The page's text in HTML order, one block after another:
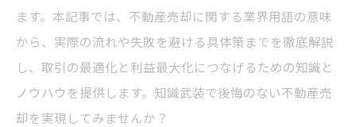
ます。本記事では、不動産売却に関する業界用語の意味
から、実際の流れや失敗を避ける具体策までを徹底解説
し、取引の最適化と利益最大化につなげるための知識と
ノウハウを提供します。知識武装で後悔のない不動産売
却を実現してみませんか？